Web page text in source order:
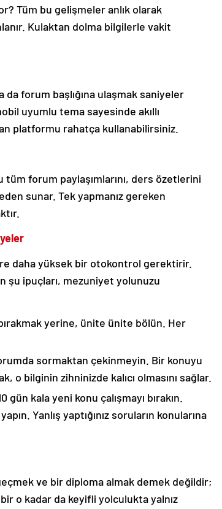
Tüm bu gelişmeler anlık olarak
Kulaktan dolma bilgilerle vakit
da forum başlığına ulaşmak saniyeler
uyumlu tema sayesinde akıllı
platformu rahatça kullanabilirsiniz.
forum paylaşımlarını, ders özetlerini
sunar. Tek yapmanız gereken
daha yüksek bir otokontrol gerektirir.
şu ipuçları, mezuniyet yolunuzu
yerine, ünite ünite bölün. Her
sormaktan çekinmeyin. Bir konuyu
o bilginin zihninizde kalıcı olmasını sağlar.
gün kala yeni konu çalışmayı bırakın.
Yanlış yaptığınız soruların konularına
ve bir diploma almak demek değildir;
bir o kadar da keyifli yolculukta yalnız